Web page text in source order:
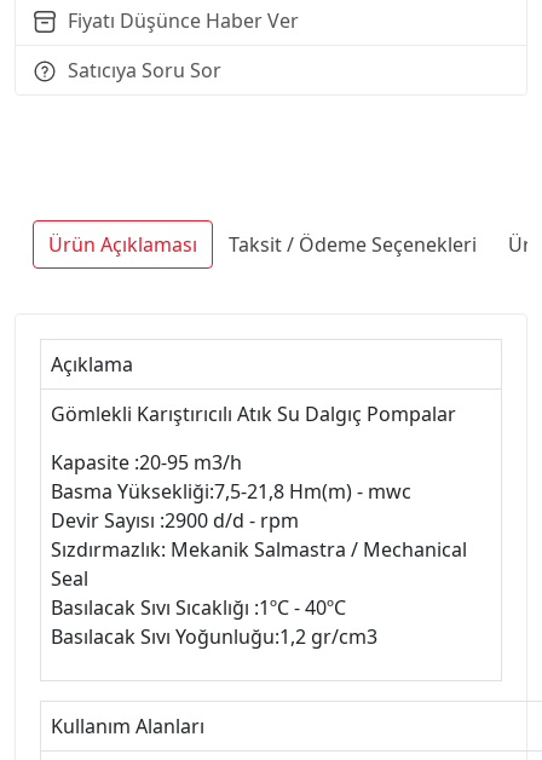
Fiyatı Düşünce Haber Ver
Satıcıya Soru Sor
Ürün Açıklaması Taksit / Ödeme Seçenekleri
Açıklama
Gömlekli Karıştırıcılı Atık Su Dalgıç Pompalar
Kapasite :20-95 m3/h
Basma Yüksekliği:7,5-21,8 Hm(m) - mwc
Devir Sayısı :2900 d/d - rpm
Sızdırmazlık: Mekanik Salmastra / Mechanical
Seal
Basılacak Sıvı Sıcaklığı :1ºC - 40ºC
Basılacak Sıvı Yoğunluğu:1,2 gr/cm3
Kullanım Alanları